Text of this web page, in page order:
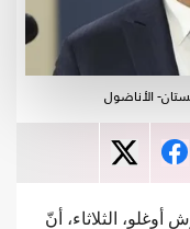
الأناضول
الثلاثاء، أنّ